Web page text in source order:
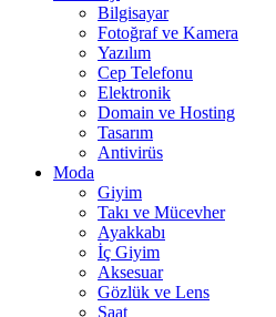
Bilgisayar
Fotoğraf ve Kamera
Yazılım
Cep Telefonu
Elektronik
Domain ve Hosting
Tasarım
Antivirüs
Moda
Giyim
Takı ve Mücevher
Ayakkabı
İç Giyim
Aksesuar
Gözlük ve Lens
Saat